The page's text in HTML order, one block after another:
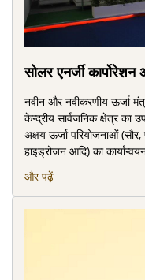
सोलर एनर्जी
नवीन और नवीकरणीय ऊर्जा
केन्‍द्रीय सार्वजनिक क्षेत्र का
अक्षय ऊर्जा परियोजनाओं
हाइड्रोजन आदि) का
और पढ़ें